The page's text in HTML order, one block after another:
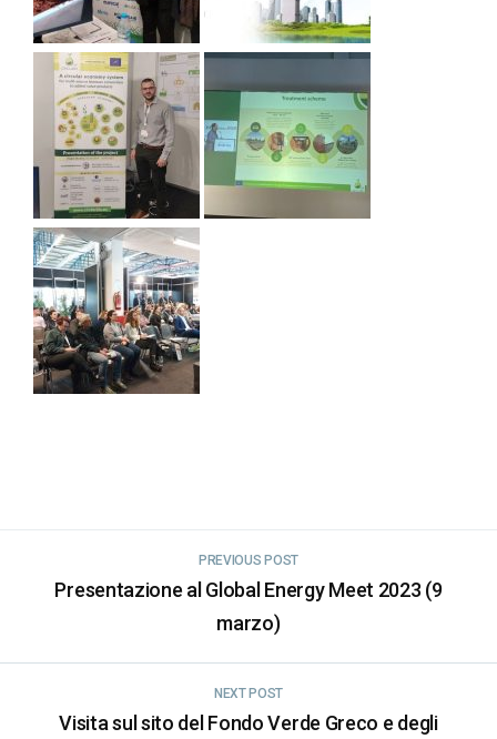
PREVIOUS POST
Presentazione al Global Energy Meet 2023 (9
marzo)
NEXT POST
Visita sul sito del Fondo Verde Greco e degli